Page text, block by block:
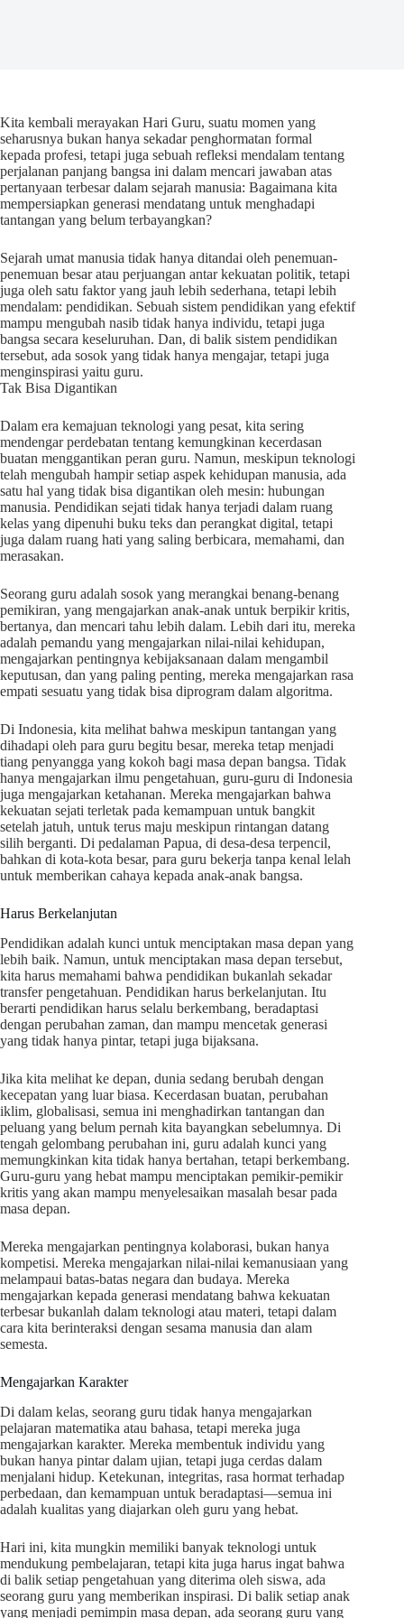
Kita kembali merayakan Hari Guru, suatu momen yang
seharusnya bukan hanya sekadar penghormatan formal
kepada profesi, tetapi juga sebuah refleksi mendalam tentang
perjalanan panjang bangsa ini dalam mencari jawaban atas
pertanyaan terbesar dalam sejarah manusia: Bagaimana kita
mempersiapkan generasi mendatang untuk menghadapi
tantangan yang belum terbayangkan?
Sejarah umat manusia tidak hanya ditandai oleh penemuan-
penemuan besar atau perjuangan antar kekuatan politik, tetapi
juga oleh satu faktor yang jauh lebih sederhana, tetapi lebih
mendalam: pendidikan. Sebuah sistem pendidikan yang efektif
mampu mengubah nasib tidak hanya individu, tetapi juga
bangsa secara keseluruhan. Dan, di balik sistem pendidikan
tersebut, ada sosok yang tidak hanya mengajar, tetapi juga
menginspirasi yaitu guru.
Tak Bisa Digantikan
Dalam era kemajuan teknologi yang pesat, kita sering
mendengar perdebatan tentang kemungkinan kecerdasan
buatan menggantikan peran guru. Namun, meskipun teknologi
telah mengubah hampir setiap aspek kehidupan manusia, ada
satu hal yang tidak bisa digantikan oleh mesin: hubungan
manusia. Pendidikan sejati tidak hanya terjadi dalam ruang
kelas yang dipenuhi buku teks dan perangkat digital, tetapi
juga dalam ruang hati yang saling berbicara, memahami, dan
merasakan.
Seorang guru adalah sosok yang merangkai benang-benang
pemikiran, yang mengajarkan anak-anak untuk berpikir kritis,
bertanya, dan mencari tahu lebih dalam. Lebih dari itu, mereka
adalah pemandu yang mengajarkan nilai-nilai kehidupan,
mengajarkan pentingnya kebijaksanaan dalam mengambil
keputusan, dan yang paling penting, mereka mengajarkan rasa
empati sesuatu yang tidak bisa diprogram dalam algoritma.
Di Indonesia, kita melihat bahwa meskipun tantangan yang
dihadapi oleh para guru begitu besar, mereka tetap menjadi
tiang penyangga yang kokoh bagi masa depan bangsa. Tidak
hanya mengajarkan ilmu pengetahuan, guru-guru di Indonesia
juga mengajarkan ketahanan. Mereka mengajarkan bahwa
kekuatan sejati terletak pada kemampuan untuk bangkit
setelah jatuh, untuk terus maju meskipun rintangan datang
silih berganti. Di pedalaman Papua, di desa-desa terpencil,
bahkan di kota-kota besar, para guru bekerja tanpa kenal lelah
untuk memberikan cahaya kepada anak-anak bangsa.
Harus Berkelanjutan
Pendidikan adalah kunci untuk menciptakan masa depan yang
lebih baik. Namun, untuk menciptakan masa depan tersebut,
kita harus memahami bahwa pendidikan bukanlah sekadar
transfer pengetahuan. Pendidikan harus berkelanjutan. Itu
berarti pendidikan harus selalu berkembang, beradaptasi
dengan perubahan zaman, dan mampu mencetak generasi
yang tidak hanya pintar, tetapi juga bijaksana.
Jika kita melihat ke depan, dunia sedang berubah dengan
kecepatan yang luar biasa. Kecerdasan buatan, perubahan
iklim, globalisasi, semua ini menghadirkan tantangan dan
peluang yang belum pernah kita bayangkan sebelumnya. Di
tengah gelombang perubahan ini, guru adalah kunci yang
memungkinkan kita tidak hanya bertahan, tetapi berkembang.
Guru-guru yang hebat mampu menciptakan pemikir-pemikir
kritis yang akan mampu menyelesaikan masalah besar pada
masa depan.
Mereka mengajarkan pentingnya kolaborasi, bukan hanya
kompetisi. Mereka mengajarkan nilai-nilai kemanusiaan yang
melampaui batas-batas negara dan budaya. Mereka
mengajarkan kepada generasi mendatang bahwa kekuatan
terbesar bukanlah dalam teknologi atau materi, tetapi dalam
cara kita berinteraksi dengan sesama manusia dan alam
semesta.
Mengajarkan Karakter
Di dalam kelas, seorang guru tidak hanya mengajarkan
pelajaran matematika atau bahasa, tetapi mereka juga
mengajarkan karakter. Mereka membentuk individu yang
bukan hanya pintar dalam ujian, tetapi juga cerdas dalam
menjalani hidup. Ketekunan, integritas, rasa hormat terhadap
perbedaan, dan kemampuan untuk beradaptasi—semua ini
adalah kualitas yang diajarkan oleh guru yang hebat.
Hari ini, kita mungkin memiliki banyak teknologi untuk
mendukung pembelajaran, tetapi kita juga harus ingat bahwa
di balik setiap pengetahuan yang diterima oleh siswa, ada
seorang guru yang memberikan inspirasi. Di balik setiap anak
yang menjadi pemimpin masa depan, ada seorang guru yang